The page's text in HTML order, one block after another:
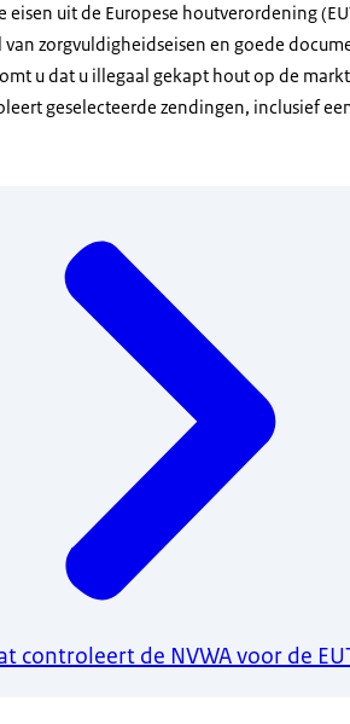
eisen uit de Europese houtverordening
van zorgvuldigheidseisen en goede
u dat u illegaal gekapt hout op de
geselecteerde zendingen, inclusief
controleert de NVWA voor de